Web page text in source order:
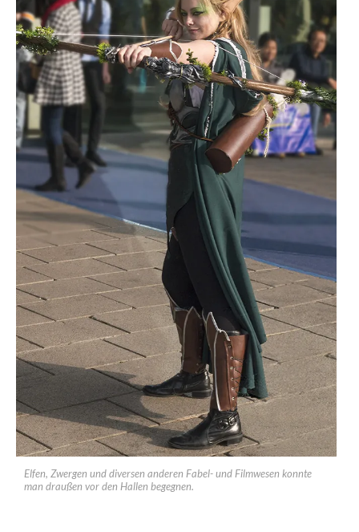
Elfen, Zwergen und diversen anderen Fabel- und Filmwesen konnte
man draußen vor den Hallen begegnen.